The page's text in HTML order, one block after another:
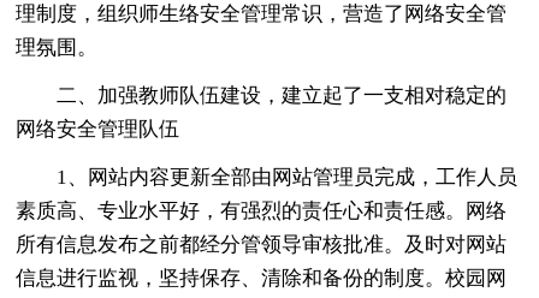
理制度，组织师生络安全管理常识，营造了网络安全管
理氛围。
二、加强教师队伍建设，建立起了一支相对稳定的
网络安全管理队伍
1、网站内容更新全部由网站管理员完成，工作人员
素质高、专业水平好，有强烈的责任心和责任感。网络
所有信息发布之前都经分管领导审核批准。及时对网站
信息进行监视，坚持保存、清除和备份的制度。校园网